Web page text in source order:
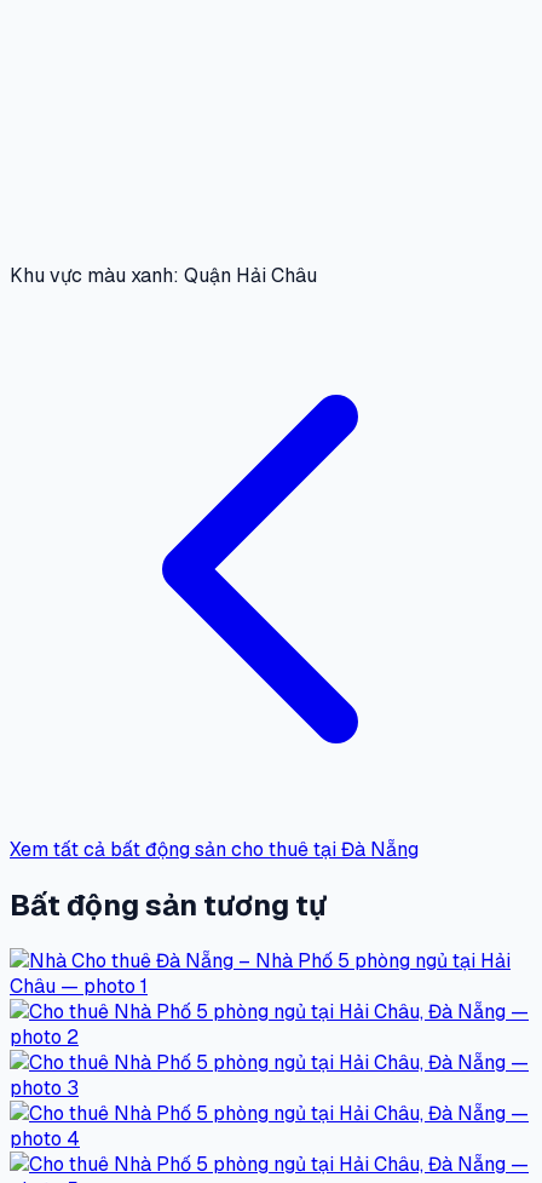
Khu vực màu xanh: Quận Hải Châu
Xem tất cả bất động sản cho thuê tại Đà Nẵng
Bất động sản tương tự